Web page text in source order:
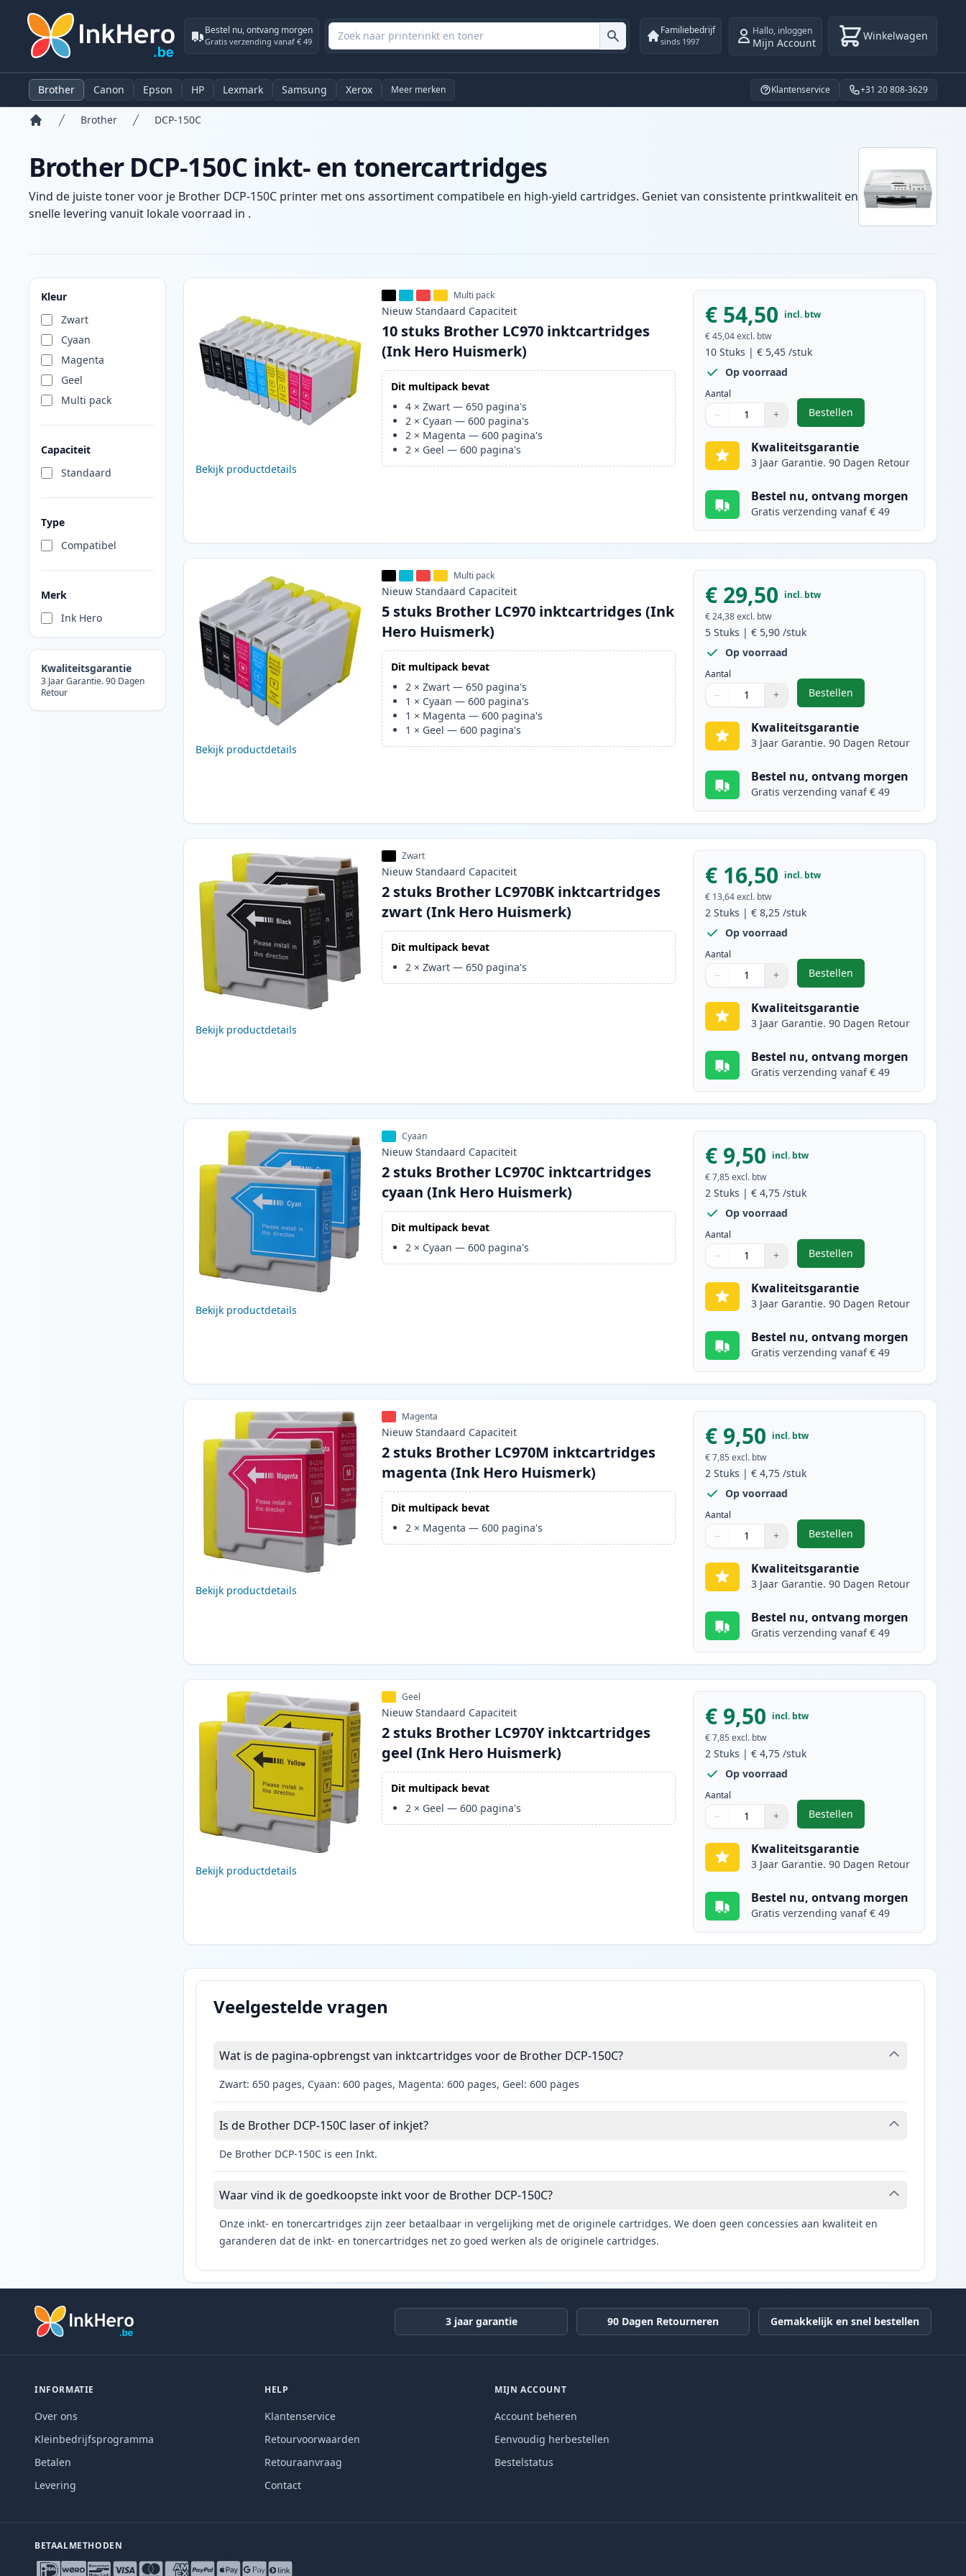
Bestel nu, ontvang morgen
Gratis verzending vanaf € 49
Familiebedrijf
sinds 1997
Hallo, inloggen
Mijn Account Winkelwagen
Brother Canon Epson HP Lexmark Samsung Xerox Meer merken Klantenservice +31 20 808-3629
Brother DCP-150C
Brother DCP-150C inkt- en tonercartridges
Vind de juiste toner voor je Brother DCP-150C printer met ons assortiment compatibele en high-yield cartridges. Geniet van consistente printkwaliteit en
snelle levering vanuit lokale voorraad in .
Kleur
Zwart
Cyaan
Magenta
Geel
Multi pack
Capaciteit
Standaard
Type
Compatibel
Merk
Ink Hero
Kwaliteitsgarantie
3 Jaar Garantie. 90 Dagen
Retour
Producten
Bekijk productdetails
Multi pack
Nieuw Standaard Capaciteit
10 stuks Brother LC970 inktcartridges
(Ink Hero Huismerk)
Dit multipack bevat
4 ×Zwart —650 pagina's
2 × Cyaan —600 pagina's
2 × Magenta —600 pagina's
2 × Geel —600 pagina's
€ 54,50 incl. btw
€ 45,04 excl. btw
10 Stuks |€ 5,45 /stuk
Op voorraad
Aantal
Aantal
Gebruik de knoppen om aan te passen
− +
Aantal 1
Bestellen
,10 stuks Brother LC970
Kwaliteitsgarantie
3 Jaar Garantie. 90 Dagen Retour
Bestel nu, ontvang morgen
Gratis verzending vanaf € 49
Bekijk productdetails
Multi pack
Nieuw Standaard Capaciteit
5 stuks Brother LC970 inktcartridges (Ink
Hero Huismerk)
Dit multipack bevat
2 ×Zwart —650 pagina's
1 × Cyaan —600 pagina's
1 × Magenta —600 pagina's
1 × Geel —600 pagina's
€ 29,50 incl. btw
€ 24,38 excl. btw
5 Stuks |€ 5,90 /stuk
Op voorraad
Aantal
Aantal
Gebruik de knoppen om aan te passen
− +
Aantal 1
Bestellen
,5 stuks Brother LC970
Kwaliteitsgarantie
3 Jaar Garantie. 90 Dagen Retour
Bestel nu, ontvang morgen
Gratis verzending vanaf € 49
Bekijk productdetails
Zwart
Nieuw Standaard Capaciteit
2 stuks Brother LC970BK inktcartridges
zwart (Ink Hero Huismerk)
Dit multipack bevat
2 ×Zwart —650 pagina's
€ 16,50 incl. btw
€ 13,64 excl. btw
2 Stuks |€ 8,25 /stuk
Op voorraad
Aantal
Aantal
Gebruik de knoppen om aan te passen
− +
Aantal 1
Bestellen
,2 stuks Brother LC970BK
Kwaliteitsgarantie
3 Jaar Garantie. 90 Dagen Retour
Bestel nu, ontvang morgen
Gratis verzending vanaf € 49
Bekijk productdetails
Cyaan
Nieuw Standaard Capaciteit
2 stuks Brother LC970C inktcartridges
cyaan (Ink Hero Huismerk)
Dit multipack bevat
2 × Cyaan —600 pagina's
€ 9,50 incl. btw
€ 7,85 excl. btw
2 Stuks |€ 4,75 /stuk
Op voorraad
Aantal
Aantal
Gebruik de knoppen om aan te passen
− +
Aantal 1
Bestellen
,2 stuks Brother LC970C
Kwaliteitsgarantie
3 Jaar Garantie. 90 Dagen Retour
Bestel nu, ontvang morgen
Gratis verzending vanaf € 49
Bekijk productdetails
Magenta
Nieuw Standaard Capaciteit
2 stuks Brother LC970M inktcartridges
magenta (Ink Hero Huismerk)
Dit multipack bevat
2 × Magenta —600 pagina's
€ 9,50 incl. btw
€ 7,85 excl. btw
2 Stuks |€ 4,75 /stuk
Op voorraad
Aantal
Aantal
Gebruik de knoppen om aan te passen
− +
Aantal 1
Bestellen
,2 stuks Brother LC970M
Kwaliteitsgarantie
3 Jaar Garantie. 90 Dagen Retour
Bestel nu, ontvang morgen
Gratis verzending vanaf € 49
Bekijk productdetails
Geel
Nieuw Standaard Capaciteit
2 stuks Brother LC970Y inktcartridges
geel (Ink Hero Huismerk)
Dit multipack bevat
2 × Geel —600 pagina's
€ 9,50 incl. btw
€ 7,85 excl. btw
2 Stuks |€ 4,75 /stuk
Op voorraad
Aantal
Aantal
Gebruik de knoppen om aan te passen
− +
Aantal 1
Bestellen
,2 stuks Brother LC970Y
Kwaliteitsgarantie
3 Jaar Garantie. 90 Dagen Retour
Bestel nu, ontvang morgen
Gratis verzending vanaf € 49
Veelgestelde vragen
Wat is de pagina-opbrengst van inktcartridges voor de Brother DCP-150C?
Zwart: 650 pages, Cyaan: 600 pages, Magenta: 600 pages, Geel: 600 pages
Is de Brother DCP-150C laser of inkjet?
De Brother DCP-150C is een Inkt.
Waar vind ik de goedkoopste inkt voor de Brother DCP-150C?
Onze inkt- en tonercartridges zijn zeer betaalbaar in vergelijking met de originele cartridges. We doen geen concessies aan kwaliteit en
garanderen dat de inkt- en tonercartridges net zo goed werken als de originele cartridges.
3 jaar garantie 90 Dagen Retourneren Gemakkelijk en snel bestellen
INFORMATIE
Over ons
Kleinbedrijfsprogramma
Betalen
Levering
HELP
Klantenservice
Retourvoorwaarden
Retouraanvraag
Contact
MIJN ACCOUNT
Account beheren
Eenvoudig herbestellen
Bestelstatus
BETAALMETHODEN